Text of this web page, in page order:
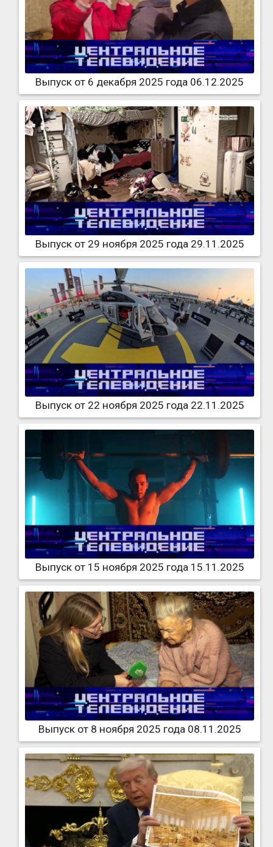
Выпуск от 6 декабря 2025 года 06.12.2025
Выпуск от 29 ноября 2025 года 29.11.2025
Выпуск от 22 ноября 2025 года 22.11.2025
Выпуск от 15 ноября 2025 года 15.11.2025
Выпуск от 8 ноября 2025 года 08.11.2025